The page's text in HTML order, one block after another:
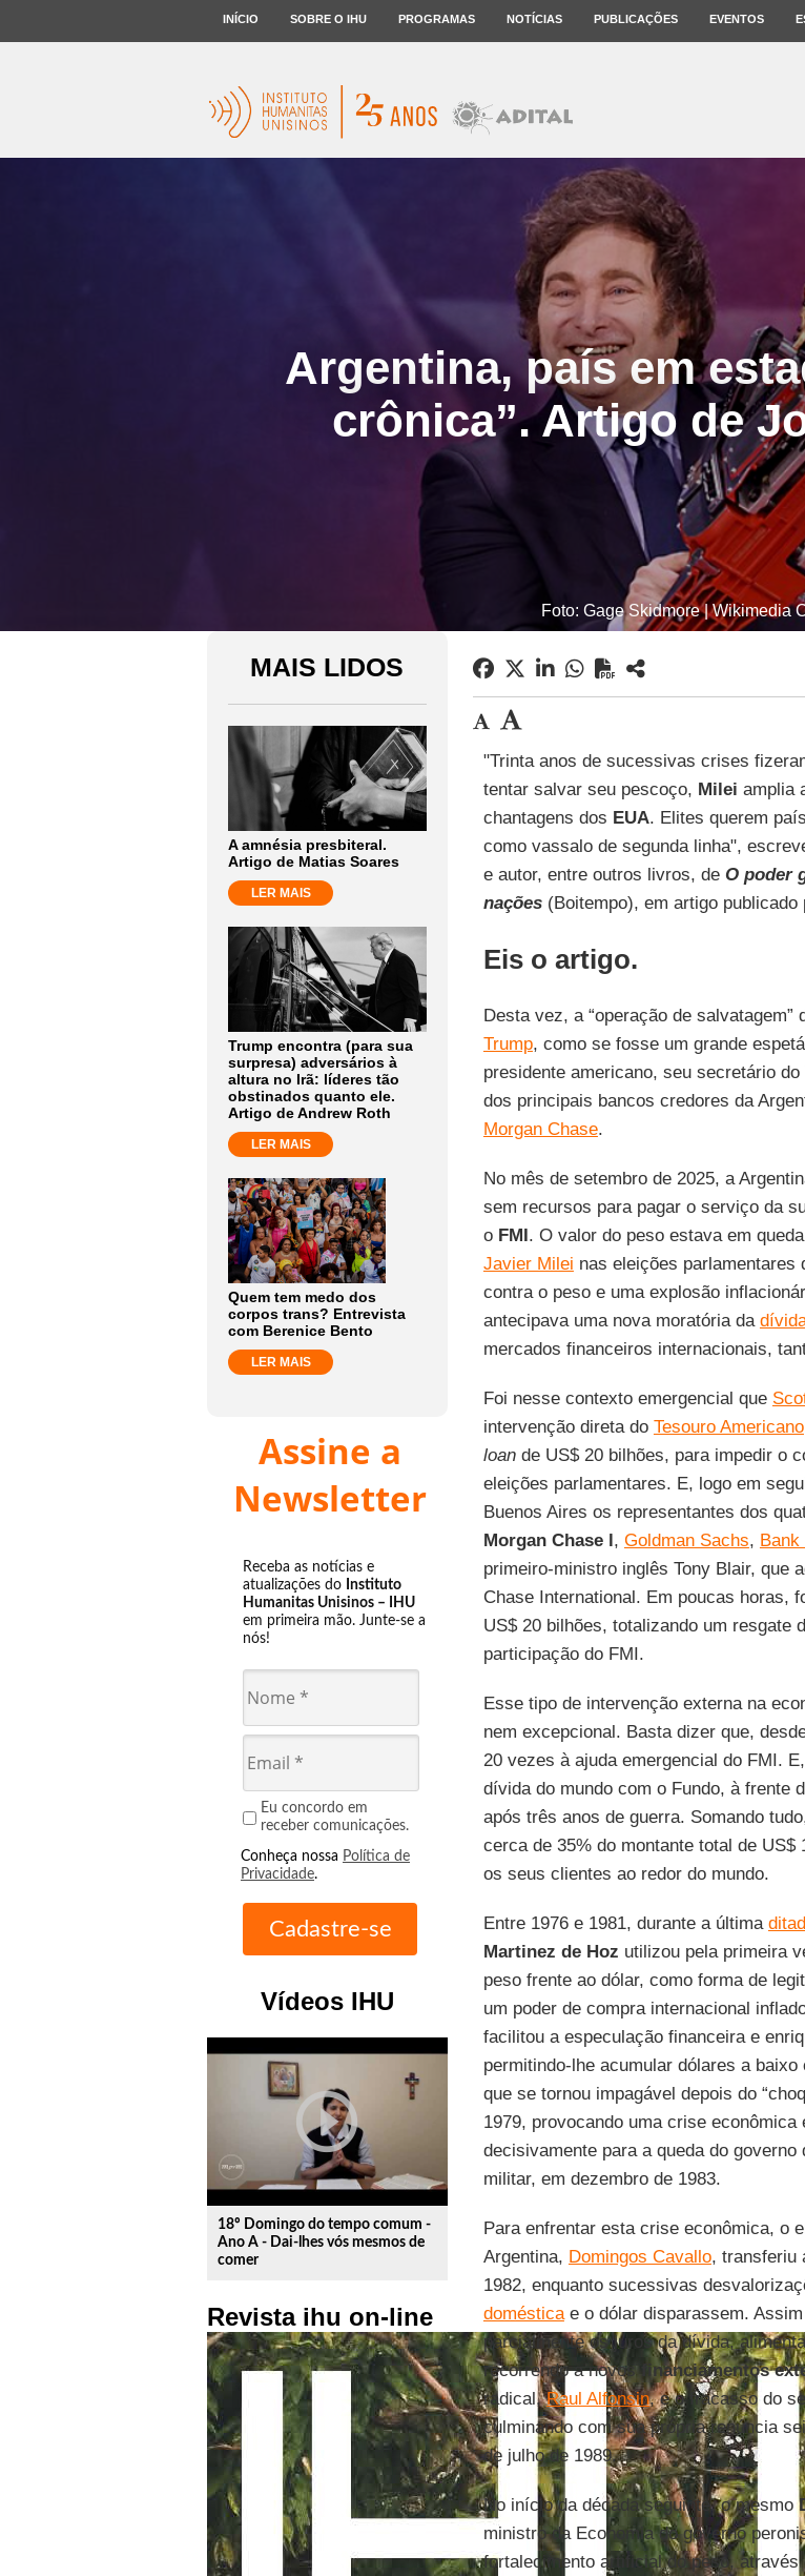
INÍCIO SOBRE O IHU PROGRAMAS NOTÍCIAS PUBLICAÇÕES EVENTOS
Argentina, país em
crônica”. Artigo de
Foto: Gage Skidmore | Wikimedia
MAIS LIDOS
A amnésia presbiteral.
Artigo de Matias Soares
LER MAIS
Trump encontra (para sua
surpresa) adversários à
altura no Irã: líderes tão
obstinados quanto ele.
Artigo de Andrew Roth
LER MAIS
Quem tem medo dos
corpos trans? Entrevista
com Berenice Bento
LER MAIS
Assine a
Newsletter
Receba as notícias e
atualizações do Instituto
Humanitas Unisinos – IHU
em primeira mão. Junte-se a
nós!
Eu concordo em
receber comunicações.
Conheça nossa Política de
Privacidade.
Vídeos IHU
play_circle_outline
18º Domingo do tempo comum -
Ano A - Dai-lhes vós mesmos de
comer
Revista ihu on-line
"Trinta anos de sucessivas crises
tentar salvar seu pescoço, Milei amplia
chantagens dos EUA. Elites querem
como vassalo de segunda linha",
e autor, entre outros livros, de O poder
nações (Boitempo), em artigo publicado
Eis o artigo.
Desta vez, a “operação de salvatagem”
Trump, como se fosse um grande
presidente americano, seu secretário do
dos principais bancos credores da
Morgan Chase.
No mês de setembro de 2025, a
sem recursos para pagar o serviço da
o FMI. O valor do peso estava em
Javier Milei nas eleições parlamentares
contra o peso e uma explosão
antecipava uma nova moratória da
mercados financeiros internacionais,
Foi nesse contexto emergencial que
intervenção direta do Tesouro Americano
loande US$ 20 bilhões, para impedir o
eleições parlamentares. E, logo em
Buenos Aires os representantes dos
Morgan Chase l, Goldman Sachs, Bank
primeiro-ministro inglês Tony Blair, que
Chase International. Em poucas horas,
US$ 20 bilhões, totalizando um resgate
participação do FMI.
Esse tipo de intervenção externa na
nem excepcional. Basta dizer que,
20 vezes à ajuda emergencial do FMI.
dívida do mundo com o Fundo, à frente
após três anos de guerra. Somando
cerca de 35% do montante total de US$
os seus clientes ao redor do mundo.
Entre 1976 e 1981, durante a última
Martinez de Hoz utilizou pela primeira
peso frente ao dólar, como forma de
um poder de compra internacional
facilitou a especulação financeira e
permitindo-lhe acumular dólares a
que se tornou impagável depois do
1979, provocando uma crise
decisivamente para a queda do governo
militar, em dezembro de 1983.
Para enfrentar esta crise econômica, o
Argentina, Domingos Cavallo, transferiu
1982, enquanto sucessivas
domésticae o dólar disparassem.
parcialmente os juros da dívida,
recorrendo a novosfinanciamentos
radical,Raul Alfonsin, e o fracasso do
culminando com sua própria renúncia
de julho de 1989.
No início da década seguinte, o mesmo
ministro da Economia do governo
fortalecimento artificial do peso,